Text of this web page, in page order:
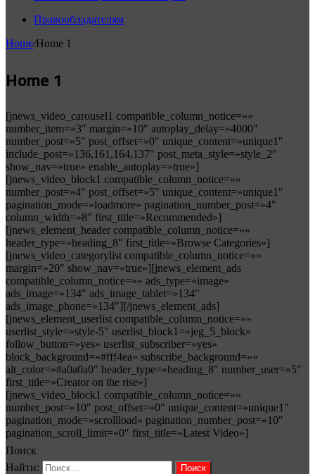
Правообладателям
Home/Home 1
Home 1
[jnews_video_carousel1 compatible_column_notice=»»
number_item=»3″ margin=»10″ autoplay_delay=»4000″
number_post=»5″ post_offset=»0″ unique_content=»unique1″
include_post=»136,161,164,137″ post_meta_style=»style_2″
show_nav=»true» enable_autoplay=»true»]
[jnews_video_block1 compatible_column_notice=»»
number_post=»4″ post_offset=»5″ unique_content=»unique1″
pagination_mode=»loadmore» pagination_number_post=»4″
column_width=»8″ first_title=»Recommended»]
[jnews_element_header compatible_column_notice=»»
header_type=»heading_8″ first_title=»Browse Categories»]
[jnews_video_categorylist compatible_column_notice=»»
margin=»20″ show_nav=»true»][jnews_element_ads
compatible_column_notice=»» ads_type=»image»
ads_image=»134″ ads_image_tablet=»134″
ads_image_phone=»134″][/jnews_element_ads]
[jnews_element_userlist compatible_column_notice=»»
userlist_style=»style-5″ userlist_block1=»jeg_5_block»
follow_button=»yes» userlist_subscriber=»yes»
block_background=»#fff4ea» subscribe_background=»»
alt_color=»#a0a0a0″ header_type=»heading_8″ number_user=»5″
first_title=»Creator on the rise»]
[jnews_video_block1 compatible_column_notice=»»
number_post=»10″ post_offset=»0″ unique_content=»unique1″
pagination_mode=»scrollload» pagination_number_post=»10″
pagination_scroll_limit=»0″ first_title=»Latest Video»]
Поиск
Найти: